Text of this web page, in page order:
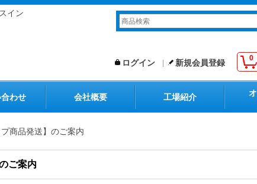
イン
0
ログイン 新規会員登録
わせ 会社概要 工場紹介
商品発送】のご案内
ご案内